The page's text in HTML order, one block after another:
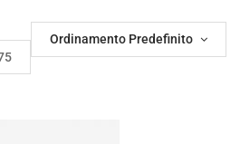
Ordinamento Predefinito